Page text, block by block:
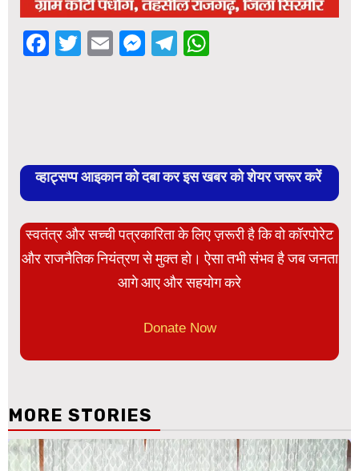
Facebook
Twitter
EmailMessenger
Telegram
व्हाट्सप्प आइकान को दबा कर इस खबर को शेयर जरूर करें
स्वतंत्र और सच्ची पत्रकारिता के लिए ज़रूरी है कि वो कॉरपोरेट
और राजनैतिक नियंत्रण से मुक्त हो। ऐसा तभी संभव है जब जनता
आगे आए और सहयोग करे
Donate Now
MORE STORIES